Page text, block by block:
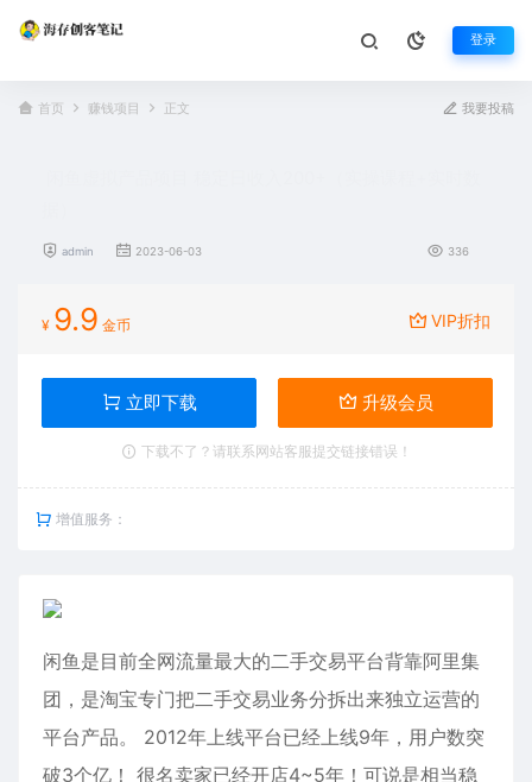
登录
首页 赚钱项目 正文 我要投稿
admin 2023-06-03 336
¥ 9.9 金币 VIP折扣
立即下载 升级会员
下载不了？请联系网站客服提交链接错误！
增值服务：
闲鱼是目前全网流量最大的二手交易平台背靠阿里集
团，是淘宝专门把二手交易业务分拆出来独立运营的
平台产品。 2012年上线平台已经上线9年，用户数突
破3个亿！ 很名卖家已经开店4~5年！可说是相当稳